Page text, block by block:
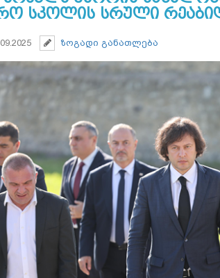
სკოლის სრული
ზოგადი განათლება